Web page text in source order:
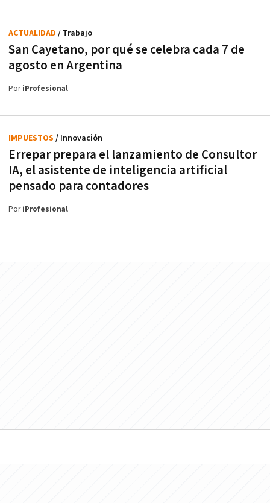
San Cayetano, por qué se celebra cada 7 de
agosto en Argentina
ACTUALIDAD / Trabajo
PoriProfesional
Errepar prepara el lanzamiento de Consultor
IA, el asistente de inteligencia artificial
pensado para contadores
IMPUESTOS / Innovación
PoriProfesional